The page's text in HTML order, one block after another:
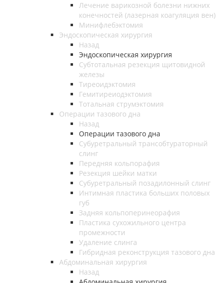
Лечение варикозной болезни нижних
конечностей (лазерная коагуляция вен)
Минифлебэктомия
Эндоскопическая хирургия
Назад
Эндоскопическая хирургия
Субтотальная резекция щитовидной
железы
Тиреоидэктомия
Гемитиреиодэктомия
Тотальная струмэктомия
Операции тазового дна
Назад
Операции тазового дна
Субуретральный трансобтураторный
слинг
Передняя кольпорафия
Резекция шейки матки
Субуретральный позадилонный слинг
Интимная пластика больших половых
губ
Задняя кольпоперинеорафия
Пластика сухожильного центра
промежности
Удаление слинга
Гибридная реконструкция тазового дна
Абдоминальная хирургия
Назад